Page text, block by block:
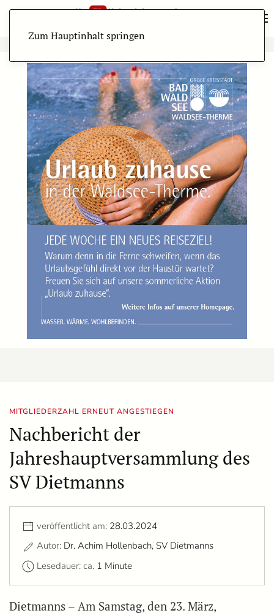
Zum Hauptinhalt springen
MITGLIEDERZAHL ERNEUT ANGESTIEGEN
Nachbericht der
Jahreshauptversammlung des
SV Dietmanns
veröffentlicht am: 28.03.2024
Autor: Dr. Achim Hollenbach, SV Dietmanns
Lesedauer: ca. 1 Minute
Dietmanns – Am Samstag, den 23. März,